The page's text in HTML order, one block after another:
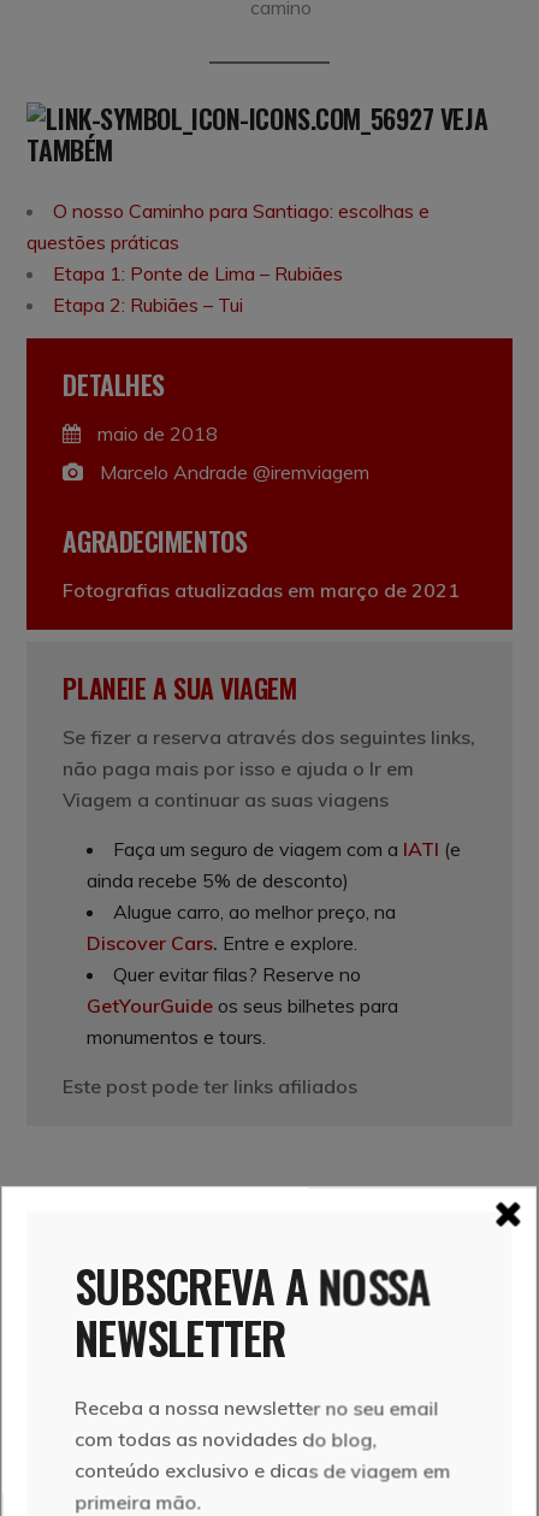
VEJA
TAMBÉM
O nosso Caminho para Santiago: escolhas e
questões práticas
Etapa 1: Ponte de Lima – Rubiães
Etapa 2: Rubiães – Tui
DETALHES
maio de 2018
Marcelo Andrade @iremviagem
AGRADECIMENTOS
Fotografias atualizadas em março de 2021
PLANEIE A SUA VIAGEM
Se fizer a reserva através dos seguintes links,
não paga mais por isso e ajuda o Ir em
Viagem a continuar as suas viagens
Faça um seguro de viagem com a IATI (e
ainda recebe 5% de desconto)
Alugue carro, ao melhor preço, na
Discover Cars. Entre e explore.
Quer evitar filas? Reserve no
GetYourGuide os seus bilhetes para
monumentos e tours.
Este post pode ter links afiliados
SUBSCREVA A NOSSA
NEWSLETTER
Receba a nossa newsletter no seu email
com todas as novidades do blog,
conteúdo exclusivo e dicas de viagem em
primeira mão.